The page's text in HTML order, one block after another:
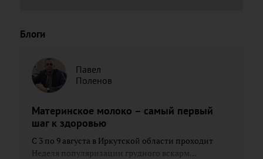
Блоги
Павел
Поленов
Материнское молоко – самый первый
шаг к здоровью
С 3 по 9 августа в Иркутской области проходит
Неделя популяризации грудного вскарм...